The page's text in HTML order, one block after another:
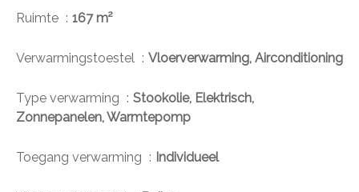
Ruimte 167 m²
Verwarmingstoestel Vloerverwarming, Airconditioning
Type verwarming
Stookolie, Elektrisch,
Zonnepanelen, Warmtepomp
Toegang verwarming Individueel